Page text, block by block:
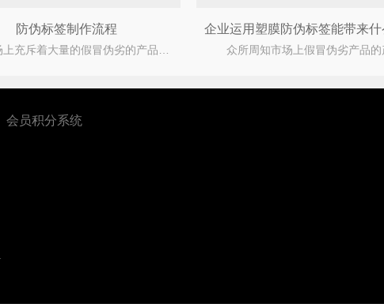
防伪标签制作流程
市场上充斥着大量的假冒伪劣的产品，消费者难以辨别真假，严重的损害了企业与消费者的合法权益，占
会员积分系统